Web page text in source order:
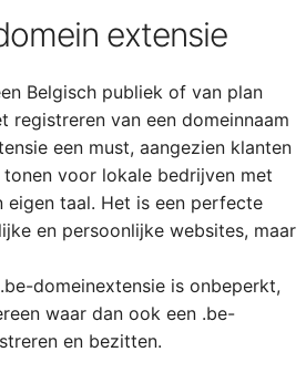
extensie
Belgisch publiek of van plan
registreren van een domeinnaam
een must, aangezien klanten
voor lokale bedrijven met
eigen taal. Het is een perfecte
en persoonlijke websites, maar
domeinextensie is onbeperkt,
waar dan ook een .be-
en bezitten.